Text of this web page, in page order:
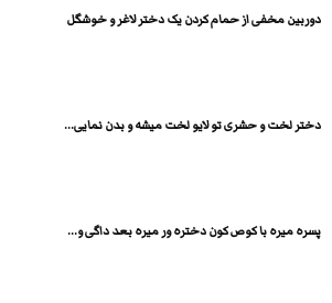
دوربین مخفی از حمام کردن یک دختر لاغر و خوشگل
دختر لخت و حشری تو لایو لخت میشه و بدن نمایی...
پسره میره با کوص کون دختره ور میره بعد داگی و...